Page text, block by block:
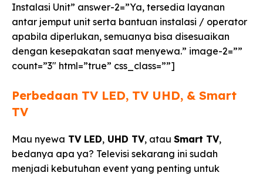
Instalasi Unit” answer-2=”Ya, tersedia layanan
antar jemput unit serta bantuan instalasi / operator
apabila diperlukan, semuanya bisa disesuaikan
dengan kesepakatan saat menyewa.” image-2=””
count=”3″ html=”true” css_class=””]
Perbedaan TV LED, TV UHD, & Smart
TV​
Mau nyewa TV LED, UHD TV, atau Smart TV,
bedanya apa ya? Televisi sekarang ini sudah
menjadi kebutuhan event yang penting untuk